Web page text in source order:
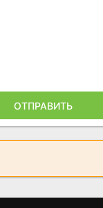
ОТПРАВИТЬ